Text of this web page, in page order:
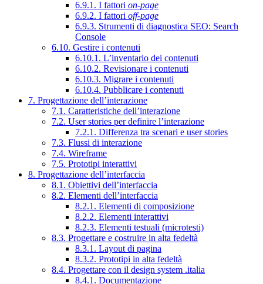
6.9.1. I fattori on-page
6.9.2. I fattori off-page
6.9.3. Strumenti di diagnostica SEO: Search
Console
6.10. Gestire i contenuti
6.10.1. L’inventario dei contenuti
6.10.2. Revisionare i contenuti
6.10.3. Migrare i contenuti
6.10.4. Pubblicare i contenuti
7. Progettazione dell’interazione
7.1. Caratteristiche dell’interazione
7.2. User stories per definire l’interazione
7.2.1. Differenza tra scenari e user stories
7.3. Flussi di interazione
7.4. Wireframe
7.5. Prototipi interattivi
8. Progettazione dell’interfaccia
8.1. Obiettivi dell’interfaccia
8.2. Elementi dell’interfaccia
8.2.1. Elementi di composizione
8.2.2. Elementi interattivi
8.2.3. Elementi testuali (microtesti)
8.3. Progettare e costruire in alta fedeltà
8.3.1. Layout di pagina
8.3.2. Prototipi in alta fedeltà
8.4. Progettare con il design system .italia
8.4.1. Documentazione